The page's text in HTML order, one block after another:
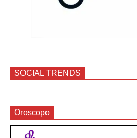
SOCIAL TRENDS
Oroscopo